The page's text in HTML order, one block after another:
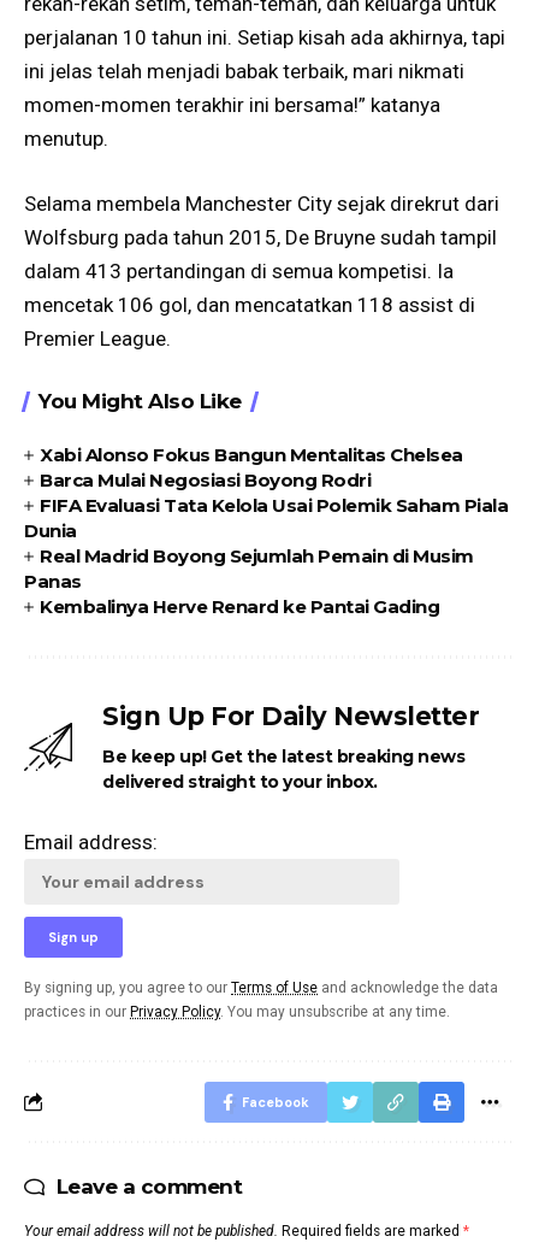
perjalanan 10 tahun ini. Setiap kisah ada akhirnya, tapi
ini jelas telah menjadi babak terbaik, mari nikmati
momen-momen terakhir ini bersama!” katanya
menutup.
Selama membela Manchester City sejak direkrut dari
Wolfsburg pada tahun 2015, De Bruyne sudah tampil
dalam 413 pertandingan di semua kompetisi. Ia
mencetak 106 gol, dan mencatatkan 118 assist di
Premier League.
You Might Also Like
Xabi Alonso Fokus Bangun Mentalitas Chelsea
Barca Mulai Negosiasi Boyong Rodri
FIFA Evaluasi Tata Kelola Usai Polemik Saham Piala
Dunia
Real Madrid Boyong Sejumlah Pemain di Musim
Panas
Kembalinya Herve Renard ke Pantai Gading
Sign Up For Daily Newsletter
Be keep up! Get the latest breaking news
delivered straight to your inbox.
Email address:
By signing up, you agree to our Terms of Use and acknowledge the data
practices in our Privacy Policy. You may unsubscribe at any time.
Facebook
Leave a comment
Your email address will not be published. Required fields are marked *